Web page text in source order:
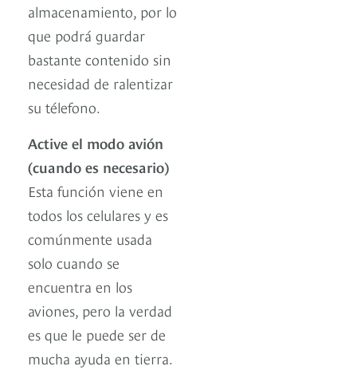
almacenamiento, por lo
que podrá guardar
bastante contenido sin
necesidad de ralentizar
su télefono.
Active el modo avión
(cuando es necesario)
Esta función viene en
todos los celulares y es
comúnmente usada
solo cuando se
encuentra en los
aviones, pero la verdad
es que le puede ser de
mucha ayuda en tierra.